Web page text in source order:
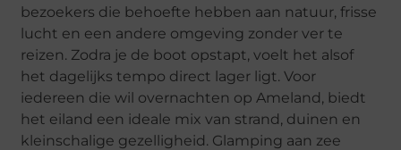
bezoekers die behoefte hebben aan natuur, frisse
lucht en een andere omgeving zonder ver te
reizen. Zodra je de boot opstapt, voelt het alsof
het dagelijks tempo direct lager ligt. Voor
iedereen die wil overnachten op Ameland, biedt
het eiland een ideale mix van strand, duinen en
kleinschalige gezelligheid. Glamping aan zee